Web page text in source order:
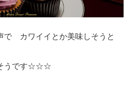
で カワイイとか美味しそうと
そうです☆☆☆